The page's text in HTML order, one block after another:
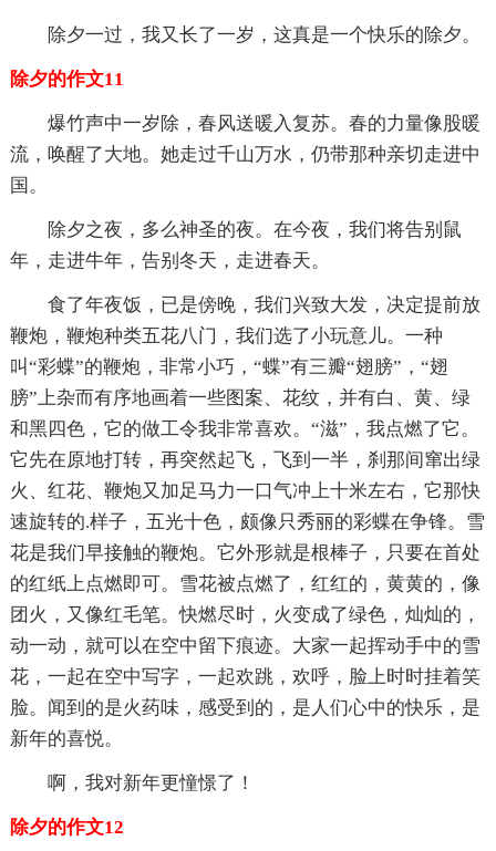
除夕一过，我又长了一岁，这真是一个快乐的除夕。
除夕的作文11
爆竹声中一岁除，春风送暖入复苏。春的力量像股暖
流，唤醒了大地。她走过千山万水，仍带那种亲切走进中
国。
除夕之夜，多么神圣的夜。在今夜，我们将告别鼠
年，走进牛年，告别冬天，走进春天。
食了年夜饭，已是傍晚，我们兴致大发，决定提前放
鞭炮，鞭炮种类五花八门，我们选了小玩意儿。一种
叫“彩蝶”的鞭炮，非常小巧，“蝶”有三瓣“翅膀”，“翅
膀”上杂而有序地画着一些图案、花纹，并有白、黄、绿
和黑四色，它的做工令我非常喜欢。“滋”，我点燃了它。
它先在原地打转，再突然起飞，飞到一半，刹那间窜出绿
火、红花、鞭炮又加足马力一口气冲上十米左右，它那快
速旋转的.样子，五光十色，颇像只秀丽的彩蝶在争锋。雪
花是我们早接触的鞭炮。它外形就是根棒子，只要在首处
的红纸上点燃即可。雪花被点燃了，红红的，黄黄的，像
团火，又像红毛笔。快燃尽时，火变成了绿色，灿灿的，
动一动，就可以在空中留下痕迹。大家一起挥动手中的雪
花，一起在空中写字，一起欢跳，欢呼，脸上时时挂着笑
脸。闻到的是火药味，感受到的，是人们心中的快乐，是
新年的喜悦。
啊，我对新年更憧憬了！
除夕的作文12